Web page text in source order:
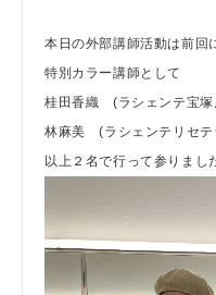
本日の外部講師活動は前回
特別カラー講師として
桂田香織 (ラシェンテ宝塚
林麻美 (ラシェンテリセテ
以上２名で行って参りまし